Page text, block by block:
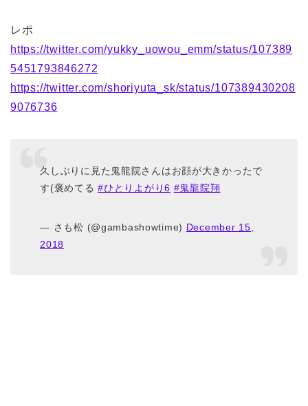
レポ
https://twitter.com/yukky_uowou_emm/status/107389
5451793846272
https://twitter.com/shoriyuta_sk/status/107389430208
9076736
久しぶりに見た鬼龍院さんはお顔が大きかったで
す(褒めてる#ひとりよがり6 #鬼龍院翔
— さも松 (@gambashowtime) December 15,
2018